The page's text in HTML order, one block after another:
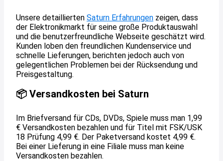
Unsere detaillierten Saturn Erfahrungen zeigen, dass
der Elektronikmarkt für seine große Produktauswahl
und die benutzerfreundliche Webseite geschätzt wird.
Kunden loben den freundlichen Kundenservice und
schnelle Lieferungen, berichten jedoch auch von
gelegentlichen Problemen bei der Rücksendung und
Preisgestaltung.
📦 Versandkosten bei Saturn
Im Briefversand für CDs, DVDs, Spiele muss man 1,99
€ Versandkosten bezahlen und für Titel mit FSK/USK
18 Prüfung 4,99 €. Der Paketversand kostet 4,99 €.
Bei einer Lieferung in eine Filiale muss man keine
Versandkosten bezahlen.